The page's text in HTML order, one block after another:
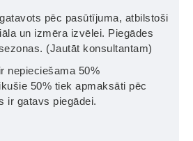
pēc pasūtījuma, atbilstoši
un izmēra izvēlei. Piegādes
(Jautāt konsultantam)
nepieciešama 50%
50% tiek apmaksāti pēc
ir gatavs piegādei.